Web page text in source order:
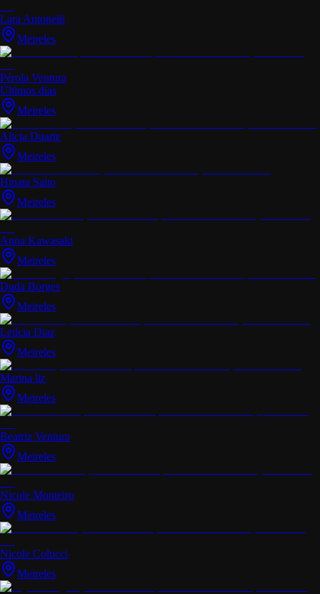
Lara Antonelli
Meireles
Pérola Ventura
Últimos dias
Meireles
Alicia Duarte
Meireles
Hinata Saito
Meireles
Anna Kawasaki
Meireles
Duda Borges
Meireles
Letícia Diaz
Meireles
Marina liz
Meireles
Beatriz Ventura
Meireles
Nicole Monteiro
Meireles
Nicole Colucci
Meireles